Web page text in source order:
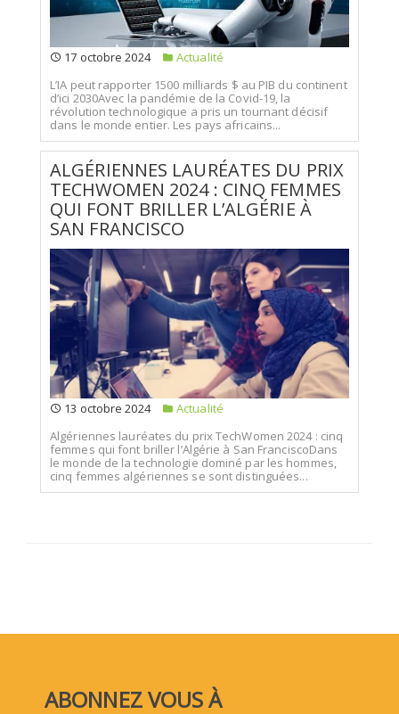
17 octobre 2024
Actualité
L’IA peut rapporter 1500 milliards $ au PIB du continent
d’ici 2030Avec la pandémie de la Covid-19, la
révolution technologique a pris un tournant décisif
dans le monde entier. Les pays africains...
ALGÉRIENNES LAURÉATES DU PRIX
TECHWOMEN 2024 : CINQ FEMMES
QUI FONT BRILLER L’ALGÉRIE À
SAN FRANCISCO
13 octobre 2024
Actualité
Algériennes lauréates du prix TechWomen 2024 : cinq
femmes qui font briller l’Algérie à San FranciscoDans
le monde de la technologie dominé par les hommes,
cinq femmes algériennes se sont distinguées...
ABONNEZ VOUS À